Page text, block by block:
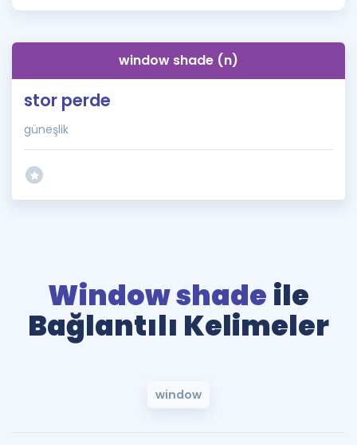
İngilizce Gramerwindow shade (n)
stor perde
güneşlik
Window shade ile
Bağlantılı Kelimeler
window